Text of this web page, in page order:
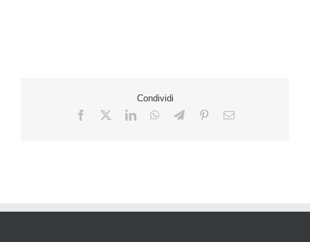
Condividi